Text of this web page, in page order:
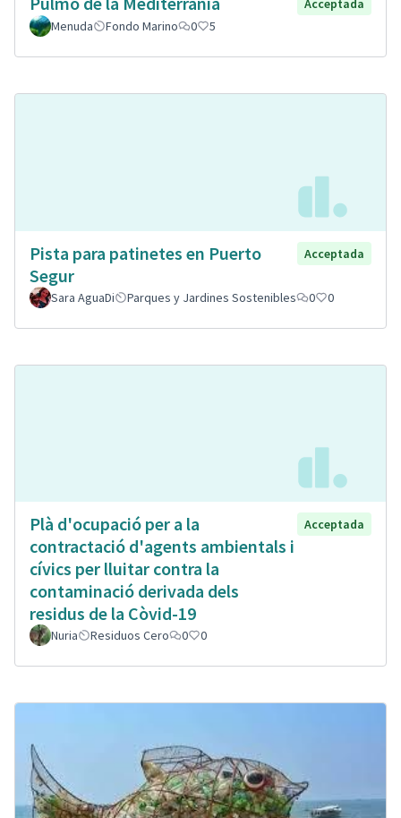
Acceptada
Menuda
Fondo Marino 0 5
Pista para patinetes en Puerto
Segur
Acceptada
Sara AguaDi Parques y Jardines Sostenibles 0 0
Plà d'ocupació per a la
contractació d'agents ambientals i
cívics per lluitar contra la
contaminació derivada dels
residus de la Còvid-19
Acceptada
Nuria Residuos Cero 0 0